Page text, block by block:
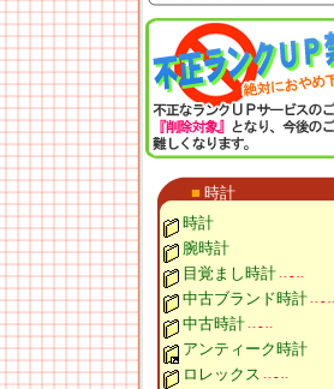
■ 時計
時計
腕時計
目覚まし時計
中古ブランド時計
中古時計
アンティーク時計
ロレックス